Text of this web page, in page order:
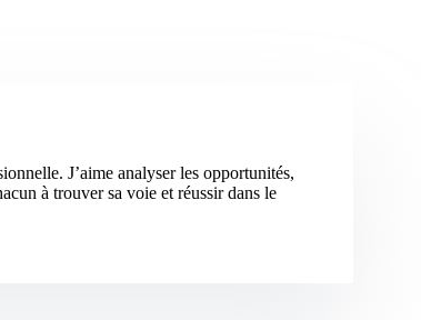
J’aime analyser les opportunités,
à trouver sa voie et réussir dans le